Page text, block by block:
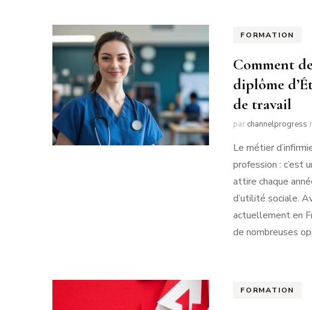
FORMATION
Comment
diplôme
de travail
par channelprogress
Le métier
profession : c’est
attire chaque
d’utilité sociale.
actuellement en
de nombreuses
FORMATION